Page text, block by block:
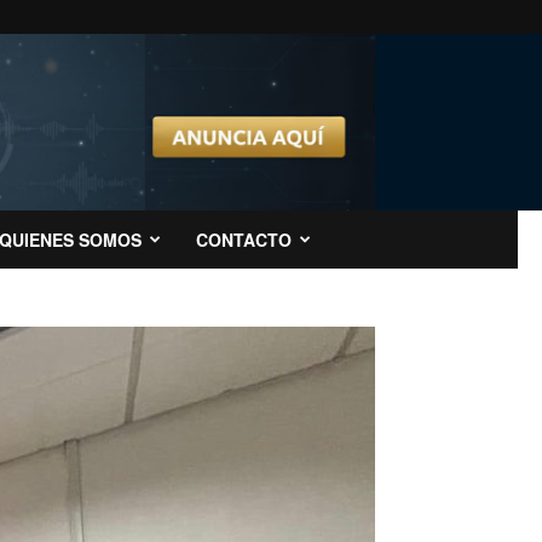
QUIENES SOMOS CONTACTO